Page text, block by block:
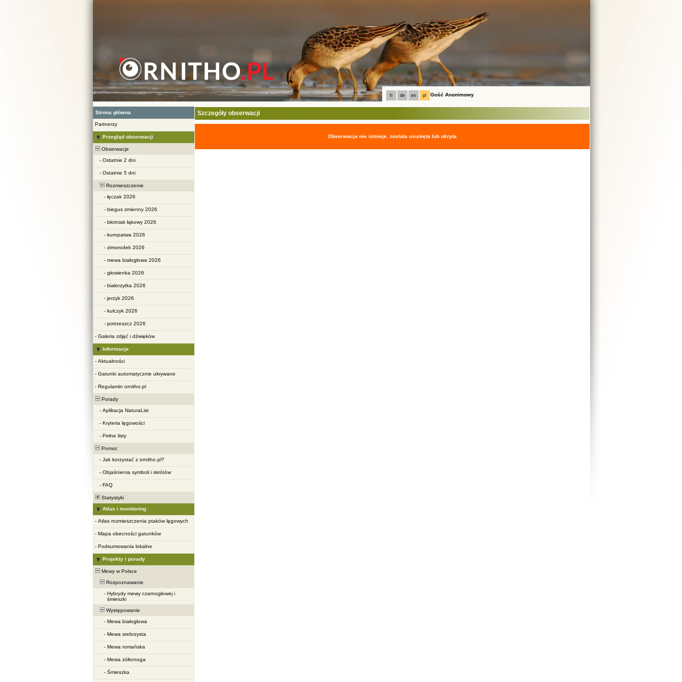
fr de en pl Gość Anonimowy
Strona główna
Partnerzy
Przegląd obserwacji
Obserwacje
- Ostatnie 2 dni
- Ostatnie 5 dni
Rozmieszczenie
- łęczak 2026
- biegus zmienny 2026
- błotniak łąkowy 2026
- kuropatwa 2026
- zimorodek 2026
- mewa białogłowa 2026
- głowienka 2026
- białorzytka 2026
- jerzyk 2026
- kulczyk 2026
- potrzeszcz 2026
- Galeria zdjęć i dźwięków
Informacje
- Aktualności
- Gatunki automatycznie ukrywane
- Regulamin ornitho.pl
Porady
- Aplikacja NaturaList
- Kryteria lęgowości
- Pełne listy
Pomoc
- Jak korzystać z ornitho.pl?
- Objaśnienia symboli i skrótów
- FAQ
Statystyki
Atlas i monitoring
- Atlas rozmieszczenia ptaków lęgowych
- Mapa obecności gatunków
- Podsumowania lokalne
Projekty i porady
Mewy w Polsce
Rozpoznawanie
- Hybrydy mewy czarnogłowej i
śmieszki
Występowanie
- Mewa białogłowa
- Mewa srebrzysta
- Mewa romańska
- Mewa żółtonoga
- Śmieszka
Szczegóły obserwacji
Obserwacja nie istnieje, została usunięta lub ukryta